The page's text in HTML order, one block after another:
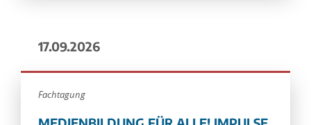
17.09.2026
Fachtagung